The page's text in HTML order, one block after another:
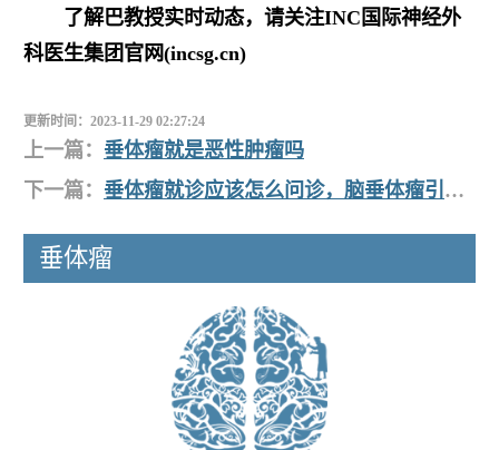
了解巴教授实时动态，请关注INC国际神经外
科医生集团官网(incsg.cn)
更新时间：2023-11-29 02:27:24
上一篇： 垂体瘤就是恶性肿瘤吗
下一篇： 垂体瘤就诊应该怎么问诊，脑垂体瘤引起的月经量少？
垂体瘤